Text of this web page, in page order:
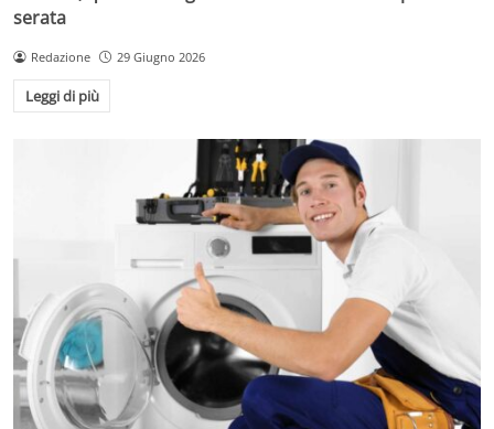
serata
Redazione 29 Giugno 2026
Leggi di più